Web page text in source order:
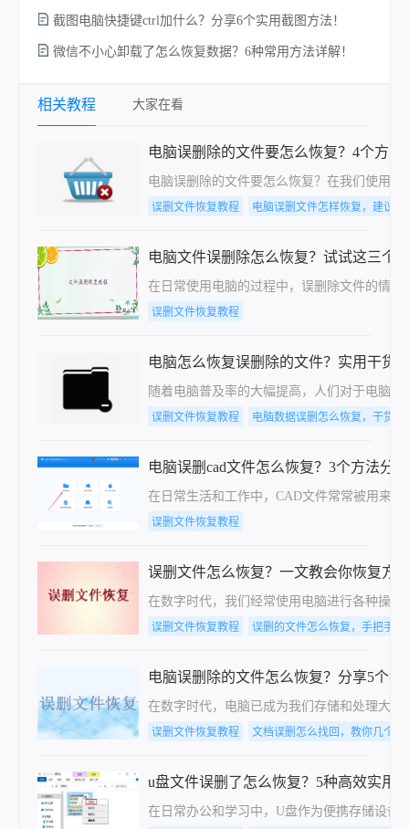
截图电脑快捷键ctrl加什么？分享6个实用截图方法！
微信不小心卸载了怎么恢复数据？6种常用方法详解！
相关教程 大家在看
电脑误删除的文件要怎么恢复？4个方法
电脑误删除的文件要怎么恢复？在我们使用
误删文件恢复教程 电脑误删文件怎样恢复，建议收
电脑文件误删除怎么恢复？试试这三个
在日常使用电脑的过程中，误删除文件的情
误删文件恢复教程
电脑怎么恢复误删除的文件？实用干货
随着电脑普及率的大幅提高，人们对于电脑
误删文件恢复教程 电脑数据误删怎么恢复，干货分
电脑误删cad文件怎么恢复？3个方法分
在日常生活和工作中，CAD文件常常被用来
误删文件恢复教程
误删文件怎么恢复？一文教会你恢复方
在数字时代，我们经常使用电脑进行各种操
误删文件恢复教程 误删的文件怎么恢复，手把手教
电脑误删除的文件怎么恢复？分享5个找
在数字时代，电脑已成为我们存储和处理大
误删文件恢复教程 文档误删怎么找回，教你几个方
u盘文件误删了怎么恢复？5种高效实用
在日常办公和学习中，U盘作为便携存储设备